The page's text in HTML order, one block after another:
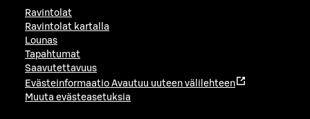
Ravintolat
Ravintolat kartalla
Lounas
Tapahtumat
Saavutettavuus
Evästeinformaatio Avautuu uuteen välilehteen
Muuta evästeasetuksia